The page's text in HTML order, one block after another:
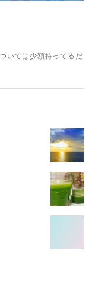
いては少額持ってるだ